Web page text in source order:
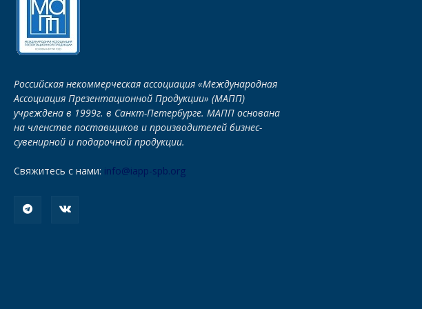
Российская некоммерческая ассоциация «Международная
Ассоциация Презентационной Продукции» (МАПП)
учреждена в 1999г. в Санкт-Петербурге. МАПП основана
на членстве поставщиков и производителей бизнес-
сувенирной и подарочной продукции.
Свяжитесь с нами: info@iapp-spb.org